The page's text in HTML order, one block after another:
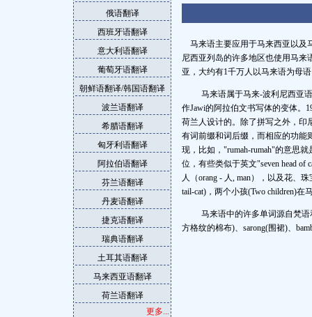
俄语翻译
西班牙语翻译
意大利语翻译
葡萄牙语翻译
朝鲜语翻译/韩国语翻译
波兰语翻译
希腊语翻译
匈牙利语翻译
阿拉伯语翻译
芬兰语翻译
丹麦语翻译
捷克语翻译
瑞典语翻译
土耳其语翻译
马来西亚语翻译
荷兰语翻译
更多...
马来语主要应用于马来西亚以及
尼西亚列岛的许多地区也使用马来
亚，大约有1千万人以马来语为母
马来语属于马来-波利尼西亚语
作Jawi的阿拉伯文书写体的变体。
荷兰人设计的。除了拼写之外，印
有词前缀和词后缀，而相应的功能
现，比如，"rumah-rumah"的意思
位，有些类似于英文"seven head
人（orang - 人, man），以及花、
tail-cat)，两个小孩(Two children)在
马来语中的许多单词源自梵语
方格纹的棉布)、sarong(围裙)、